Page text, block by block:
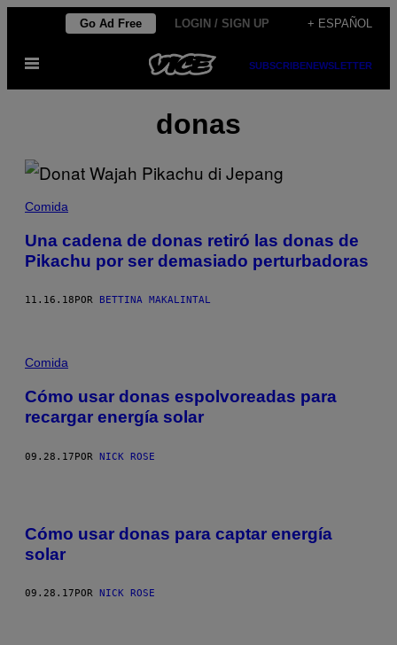
contenido
Go Ad Free LOGIN / SIGN UP + ESPAÑOL
Abrir
SUBSCRIBENEWSLETTER
donas
Comida
Una cadena de donas retiró las donas de
Pikachu por ser demasiado perturbadoras
11.16.18 POR BETTINA MAKALINTAL
Comida
Cómo usar donas espolvoreadas para
recargar energía solar
09.28.17POR NICK ROSE
Cómo usar donas para captar energía
solar
09.28.17 POR NICK ROSE